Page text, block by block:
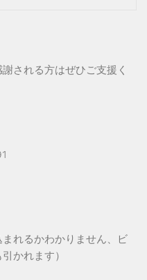
される方はぜひご支援く
れるかわかりません、ビ
かれます）